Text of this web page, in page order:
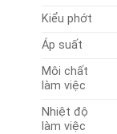
Kiểu phớt
Áp suất
Môi chất
làm việc
Nhiệt độ
làm việc